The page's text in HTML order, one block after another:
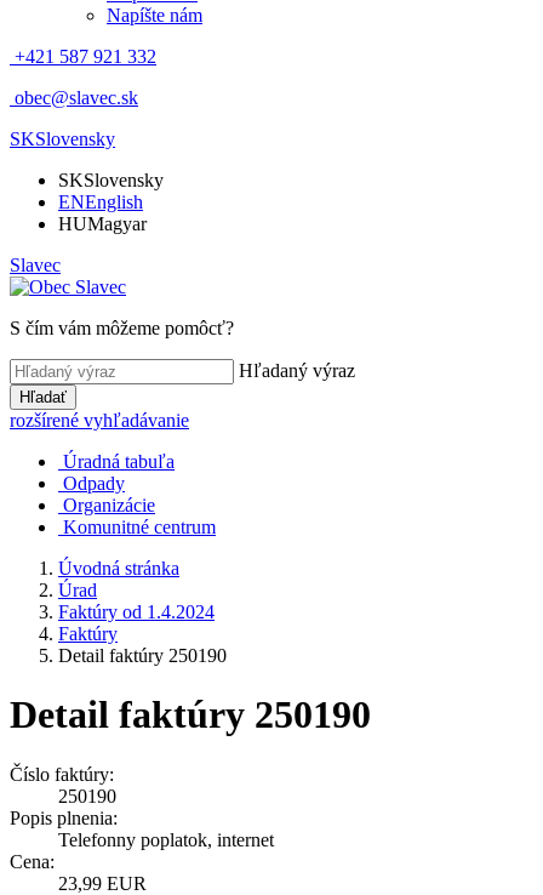
Napíšte nám
+421 587 921 332
obec@slavec.sk
SKSlovensky
SKSlovensky
ENEnglish
HUMagyar
Slavec
S čím vám môžeme pomôcť?
Hľadaný výraz
Hľadať
rozšírené vyhľadávanie
Úradná tabuľa
Odpady
Organizácie
Komunitné centrum
Úvodná stránka
Úrad
Faktúry od 1.4.2024
Faktúry
Detail faktúry 250190
Detail faktúry 250190
Číslo faktúry:
250190
Popis plnenia:
Telefonny poplatok, internet
Cena:
23,99 EUR